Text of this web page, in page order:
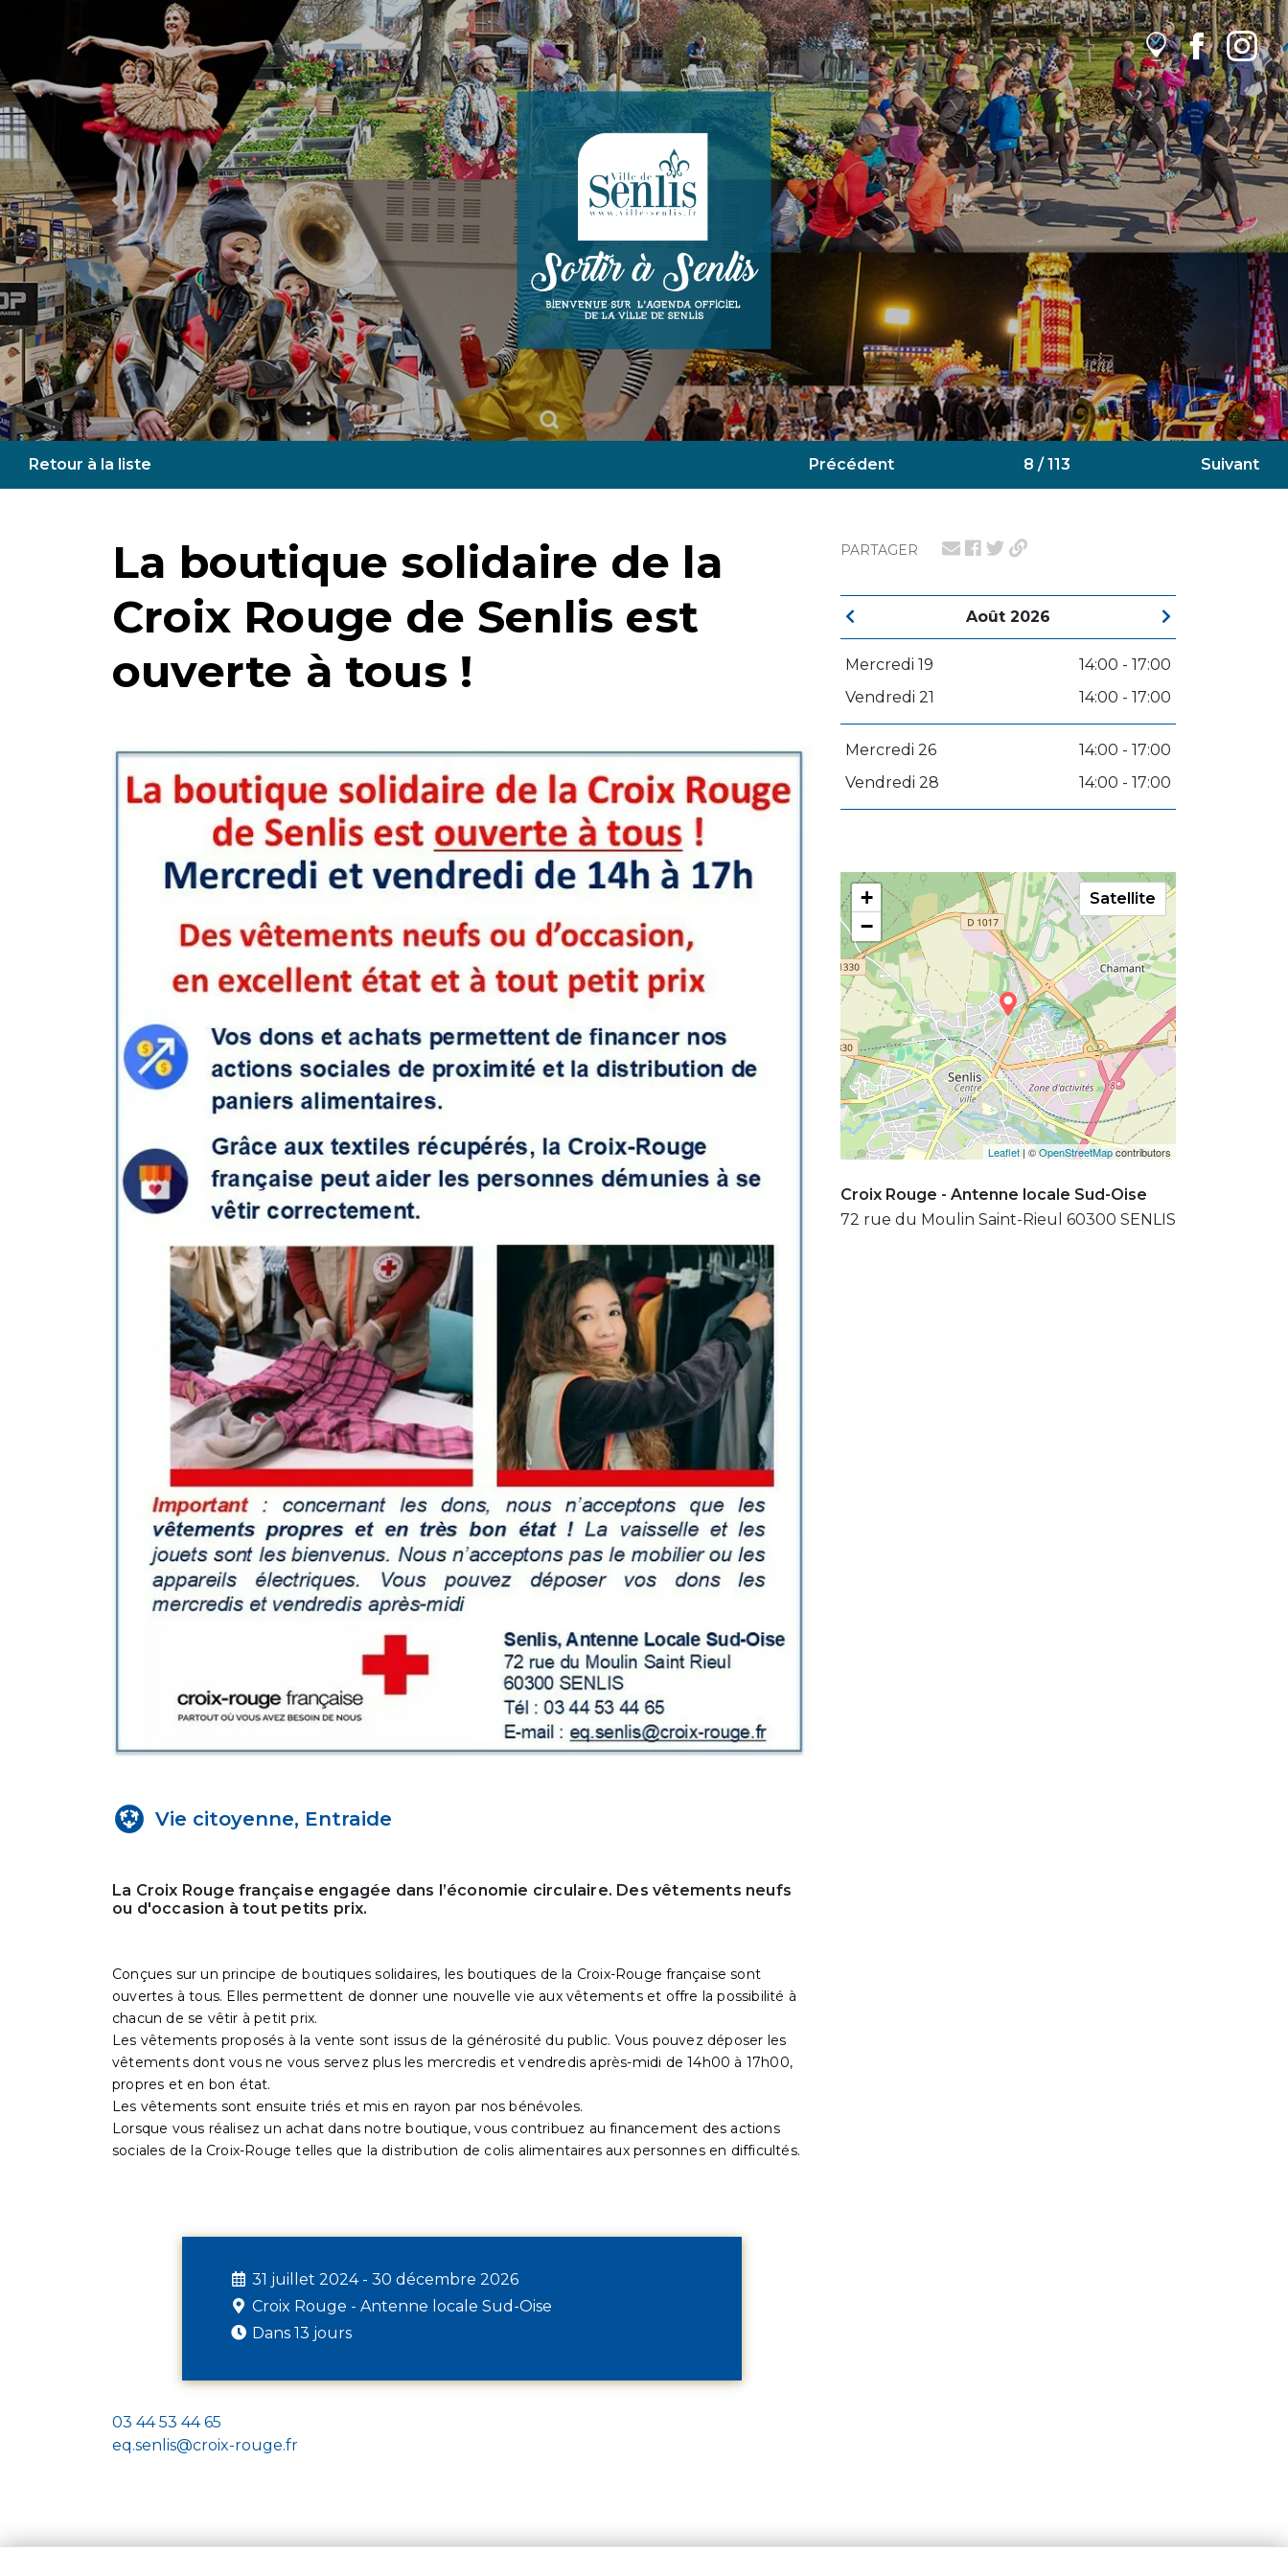
Retour à la liste Précédent 8 / 113 Suivant
PARTAGER
Août 2026
Mercredi 19
14:00 - 17:00
Vendredi 21
14:00 - 17:00
Mercredi 26
14:00 - 17:00
Vendredi 28
14:00 - 17:00
+
−
Leaflet| ©OpenStreetMapcontributors
Satellite
Croix Rouge - Antenne locale Sud-Oise
72 rue du Moulin Saint-Rieul 60300 SENLIS
La boutique solidaire de la
Croix Rouge de Senlis est
ouverte à tous !
Vie citoyenne, Entraide
La Croix Rouge française engagée dans l’économie circulaire. Des vêtements neufs
ou d'occasion à tout petits prix.
Conçues sur un principe de boutiques solidaires, les boutiques de la Croix-Rouge française sont
ouvertes à tous. Elles permettent de donner une nouvelle vie aux vêtements et offre la possibilité à
chacun de se vêtir à petit prix.
Les vêtements proposés à la vente sont issus de la générosité du public. Vous pouvez déposer les
vêtements dont vous ne vous servez plus les mercredis et vendredis après-midi de 14h00 à 17h00,
propres et en bon état.
Les vêtements sont ensuite triés et mis en rayon par nos bénévoles.
Lorsque vous réalisez un achat dans notre boutique, vous contribuez au financement des actions
sociales de la Croix-Rouge telles que la distribution de colis alimentaires aux personnes en difficultés.
31 juillet 2024 - 30 décembre 2026
Croix Rouge - Antenne locale Sud-Oise
Dans 13 jours
03 44 53 44 65
eq.senlis@croix-rouge.fr